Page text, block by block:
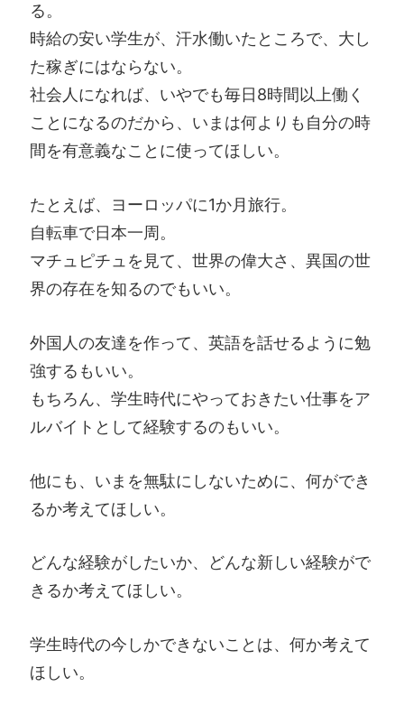
る。
時給の安い学生が、汗水働いたところで、大し
た稼ぎにはならない。
社会人になれば、いやでも毎日8時間以上働く
ことになるのだから、いまは何よりも自分の時
間を有意義なことに使ってほしい。
たとえば、ヨーロッパに1か月旅行。
自転車で日本一周。
マチュピチュを見て、世界の偉大さ、異国の世
界の存在を知るのでもいい。
外国人の友達を作って、英語を話せるように勉
強するもいい。
もちろん、学生時代にやっておきたい仕事をア
ルバイトとして経験するのもいい。
他にも、いまを無駄にしないために、何ができ
るか考えてほしい。
どんな経験がしたいか、どんな新しい経験がで
きるか考えてほしい。
学生時代の今しかできないことは、何か考えて
ほしい。